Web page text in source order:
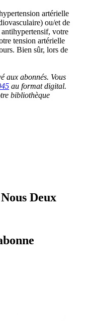
artérielle
ou/et de
votre
tension artérielle
Bien sûr, lors de
aux abonnés. Vous
au format digital.
bibliothèque
Deux